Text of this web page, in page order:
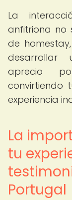
La
anfitriona no
de
desarrollar
aprecio
convirtiendo
experiencia
La
tu
Portugal